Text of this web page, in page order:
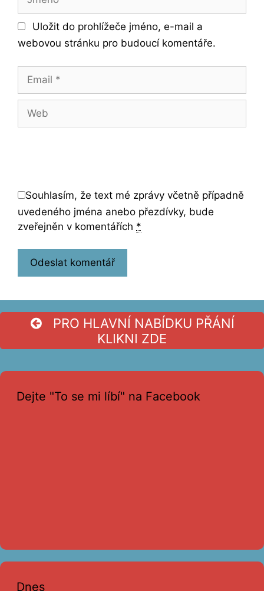
Uložit do prohlížeče jméno, e-mail a
webovou stránku pro budoucí komentáře.
Email
Web
Souhlasím, že text mé zprávy včetně případně
uvedeného jména anebo přezdívky, bude
zveřejněn v komentářích *
PRO HLAVNÍ NABÍDKU PŘÁNÍ
KLIKNI ZDE
Dejte "To se mi líbí" na Facebook
Dnes